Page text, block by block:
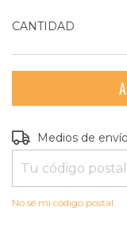
CANTIDAD
Entregas para el CP:
Medios de envío
No sé mi código postal